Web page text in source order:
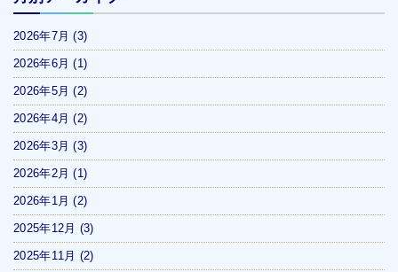
2026年7月(3)
2026年6月(1)
2026年5月(2)
2026年4月(2)
2026年3月(3)
2026年2月(1)
2026年1月(2)
2025年12月 (3)
2025年11月 (2)